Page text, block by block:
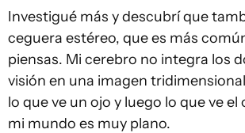
Investigué más y descubrí que
ceguera estéreo, que es más
piensas. Mi cerebro no integra los
visión en una imagen
lo que ve un ojo y luego lo que ve el
mi mundo es muy plano.